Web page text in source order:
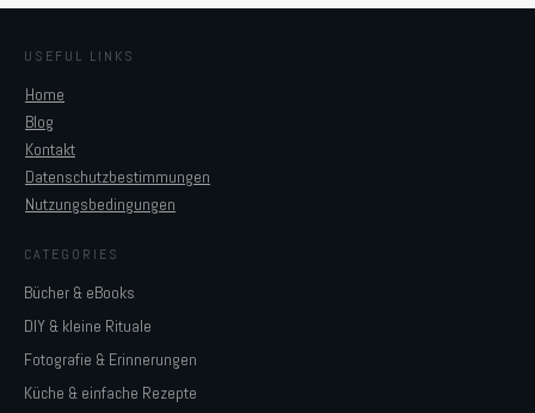
USEFUL LINKS
Home
Blog
Kontakt
Datenschutzbestimmungen
Nutzungsbedingungen
CATEGORIES
Bücher & eBooks
DIY & kleine Rituale
Fotografie & Erinnerungen
Küche & einfache Rezepte